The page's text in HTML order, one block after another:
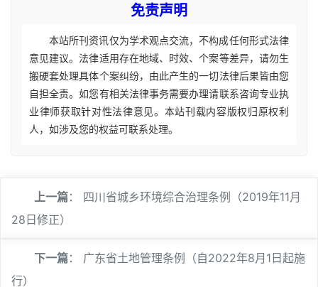
免责声明
本站所刊资讯仅为学术观点交流，不构成任何形式法律
意见建议。法律适用存在地域、时效、个案等差异，请勿生
搬硬套处理具体个案纠纷，由此产生的一切法律后果皆由您
自担全责。如您有相关法律事务需要办理请联系咨询专业执
业律师获取针对性法律意见。本站刊载内容版权归原权利
人，如涉及您的权益可联系处理。
上一篇： 四川省城乡环境综合治理条例（2019年11月
28日修正）
下一篇： 广东省土地管理条例（自2022年8月1日起施
行）